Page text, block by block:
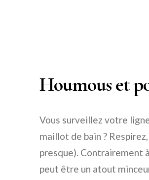
Houmous et
Vous surveillez votre
maillot de bain ?
presque). Contrairement
peut être un atout